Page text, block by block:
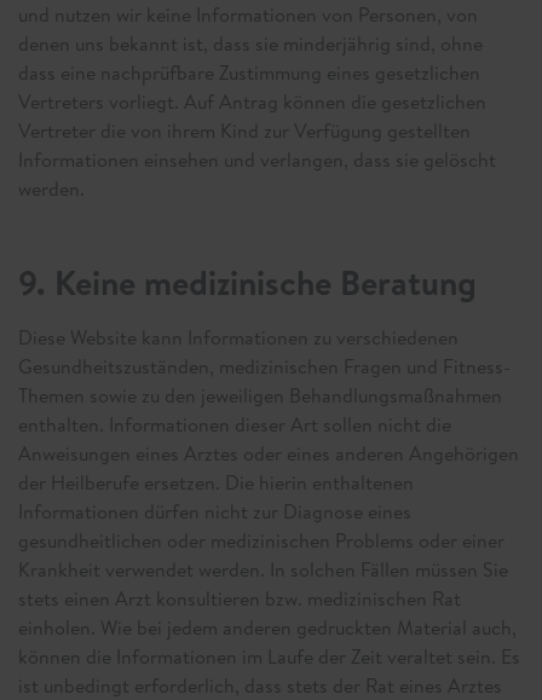
und nutzen wir keine Informationen von Personen, von
denen uns bekannt ist, dass sie minderjährig sind, ohne
dass eine nachprüfbare Zustimmung eines gesetzlichen
Vertreters vorliegt. Auf Antrag können die gesetzlichen
Vertreter die von ihrem Kind zur Verfügung gestellten
Informationen einsehen und verlangen, dass sie gelöscht
werden.
9. Keine medizinische Beratung
Diese Website kann Informationen zu verschiedenen
Gesundheitszuständen, medizinischen Fragen und Fitness-
Themen sowie zu den jeweiligen Behandlungsmaßnahmen
enthalten. Informationen dieser Art sollen nicht die
Anweisungen eines Arztes oder eines anderen Angehörigen
der Heilberufe ersetzen. Die hierin enthaltenen
Informationen dürfen nicht zur Diagnose eines
gesundheitlichen oder medizinischen Problems oder einer
Krankheit verwendet werden. In solchen Fällen müssen Sie
stets einen Arzt konsultieren bzw. medizinischen Rat
einholen. Wie bei jedem anderen gedruckten Material auch,
können die Informationen im Laufe der Zeit veraltet sein. Es
ist unbedingt erforderlich, dass stets der Rat eines Arztes